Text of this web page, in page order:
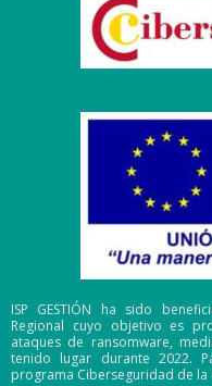
ISP GESTIÓN ha sido
Regional cuyo objetivo es
ataques de ransomware,
tenido lugar durante 2022.
programa Ciberseguridad de la